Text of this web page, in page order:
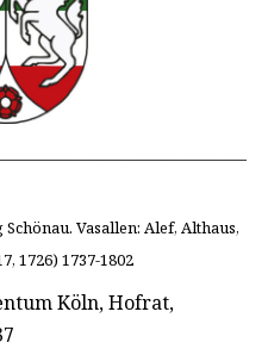
Vasallen: Alef, Althaus,
1726) 1737-1802
Köln, Hofrat,